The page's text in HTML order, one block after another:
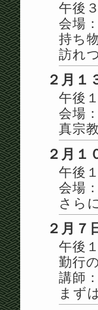
午後
会場
持ち
訪れ
２月１
午後
会場
真宗
２月１
午後
会場
さら
２月
午後
勤行
講師
まず